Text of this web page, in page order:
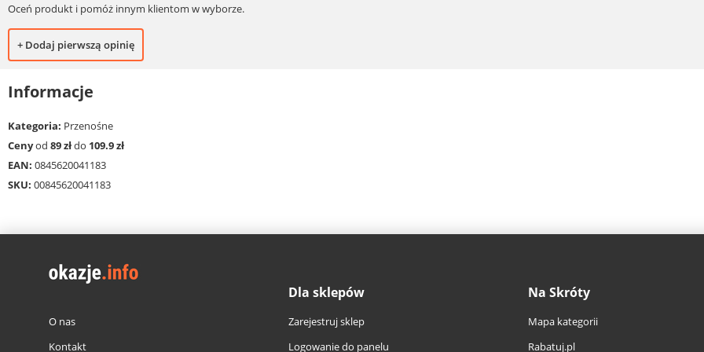
Oceń produkt i pomóż innym klientom w wyborze.
+ Dodaj pierwszą opinię
Informacje
Kategoria: Przenośne
Cenyod 89 złdo 109.9 zł
EAN: 0845620041183
SKU: 00845620041183
O nas
Kontakt
Dla sklepów
Zarejestruj sklep
Logowanie do panelu
Na Skróty
Mapa kategorii
Rabatuj.pl